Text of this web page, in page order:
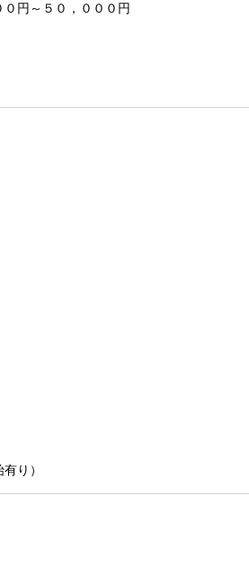
円～５０，０００円
有り）